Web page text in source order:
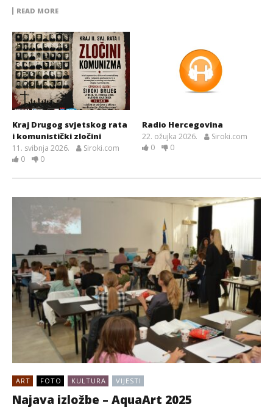
READ MORE
Kraj Drugog svjetskog rata
i komunistički zločini
11. svibnja 2026.
Siroki.com
0
0
Radio Hercegovina
22. ožujka 2026.
Siroki.com
0
0
ART FOTO KULTURA VIJESTI
Najava izložbe – AquaArt 2025